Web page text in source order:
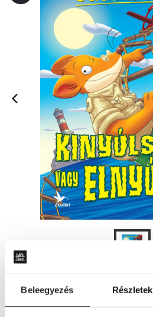
Beleegyezés Részletek
KOSÁRBA